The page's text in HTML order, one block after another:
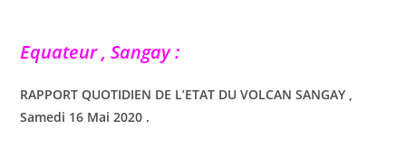
Equateur , Sangay :
RAPPORT QUOTIDIEN DE L’ETAT DU VOLCAN SANGAY ,
Samedi 16 Mai 2020 .